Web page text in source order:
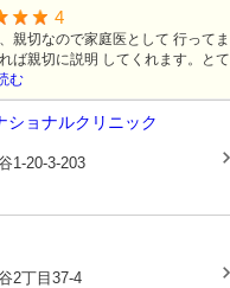
4
親切なので家庭医として 行ってま
ば親切に説明 してくれます。とて
む
ショナルクリニック
1-20-3-203
2丁目37-4